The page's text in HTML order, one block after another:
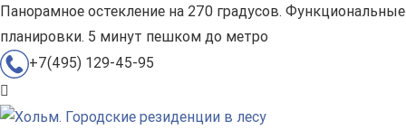
Панорамное остекление на 270 градусов. Функциональные
планировки. 5 минут пешком до метро
+7(495) 129-45-95